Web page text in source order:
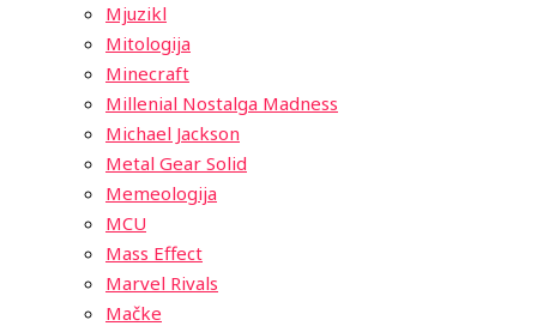
Mjuzikl
Mitologija
Minecraft
Millenial Nostalga Madness
Michael Jackson
Metal Gear Solid
Memeologija
MCU
Mass Effect
Marvel Rivals
Mačke